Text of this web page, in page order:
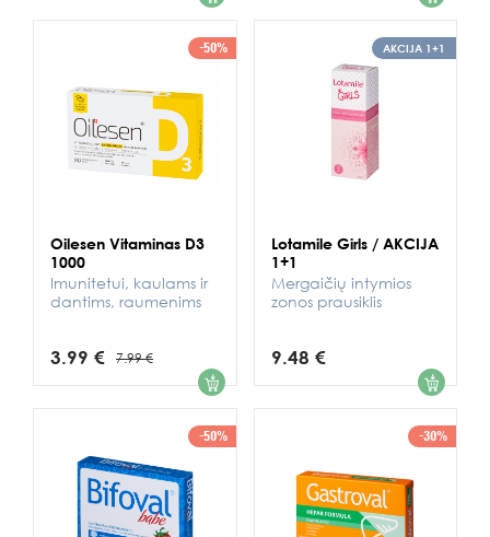
-50%
Oilesen Vitaminas D3
1000
Imunitetui, kaulams ir
dantims, raumenims
3.99 € 7.99 € 1
AKCIJA 1+1
Lotamile Girls / AKCIJA
1+1
Mergaičių intymios
zonos prausiklis
9.48 € 1
-50% -30%